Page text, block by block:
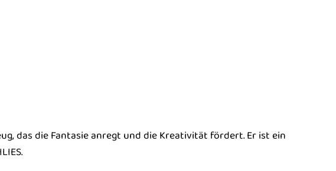
das die Fantasie anregt und die Kreativität fördert. Er ist ein